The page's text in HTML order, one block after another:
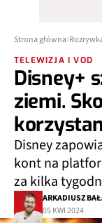
Strona główna
TELEWIZJA I VOD
Disney+
ziemi.
Disney
kont na
za kilka
ARKADIUSZ
05 KWI 2024